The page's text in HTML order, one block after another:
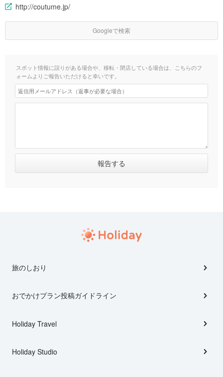
http://coutume.jp/
Googleで検索
スポット情報に誤りがある場合や、移転・閉店している場合は、こちらのフ
ォームよりご報告いただけると幸いです。
旅のしおり
おでかけプラン投稿ガイドライン
Holiday Travel
Holiday Studio